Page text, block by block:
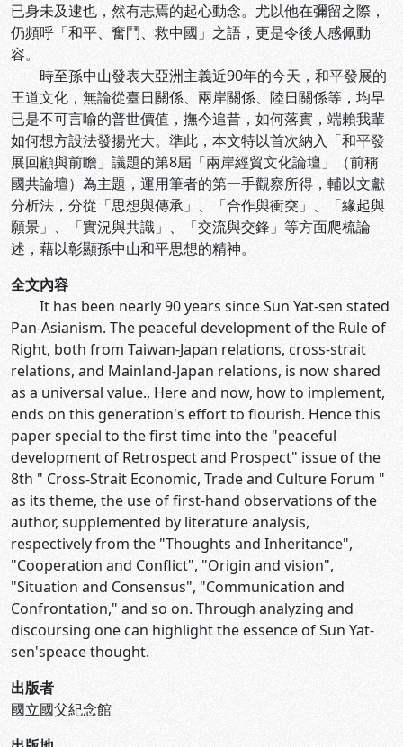
已身未及逮也，然有志焉的起心動念。尤以他在彌留之際，
仍頻呼「和平、奮鬥、救中國」之語，更是令後人感佩動
容。
時至孫中山發表大亞洲主義近90年的今天，和平發展的
王道文化，無論從臺日關係、兩岸關係、陸日關係等，均早
已是不可言喻的普世價值，撫今追昔，如何落實，端賴我輩
如何想方設法發揚光大。準此，本文特以首次納入「和平發
展回顧與前瞻」議題的第8屆「兩岸經貿文化論壇」（前稱
國共論壇）為主題，運用筆者的第一手觀察所得，輔以文獻
分析法，分從「思想與傳承」、「合作與衝突」、「緣起與
願景」、「實況與共識」、「交流與交鋒」等方面爬梳論
述，藉以彰顯孫中山和平思想的精神。
全文內容
It has been nearly 90 years since Sun Yat-sen stated
Pan-Asianism. The peaceful development of the Rule of
Right, both from Taiwan-Japan relations, cross-strait
relations, and Mainland-Japan relations, is now shared
as a universal value., Here and now, how to implement,
ends on this generation's effort to flourish. Hence this
paper special to the first time into the "peaceful
development of Retrospect and Prospect" issue of the
8th " Cross-Strait Economic, Trade and Culture Forum "
as its theme, the use of first-hand observations of the
author, supplemented by literature analysis,
respectively from the "Thoughts and Inheritance",
"Cooperation and Conflict", "Origin and vision",
"Situation and Consensus", "Communication and
Confrontation," and so on. Through analyzing and
discoursing one can highlight the essence of Sun Yat-
sen'speace thought.
出版者
國立國父紀念館